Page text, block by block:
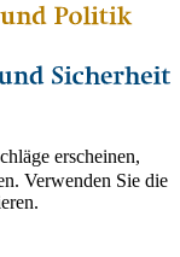
erscheinen,
Verwenden Sie die